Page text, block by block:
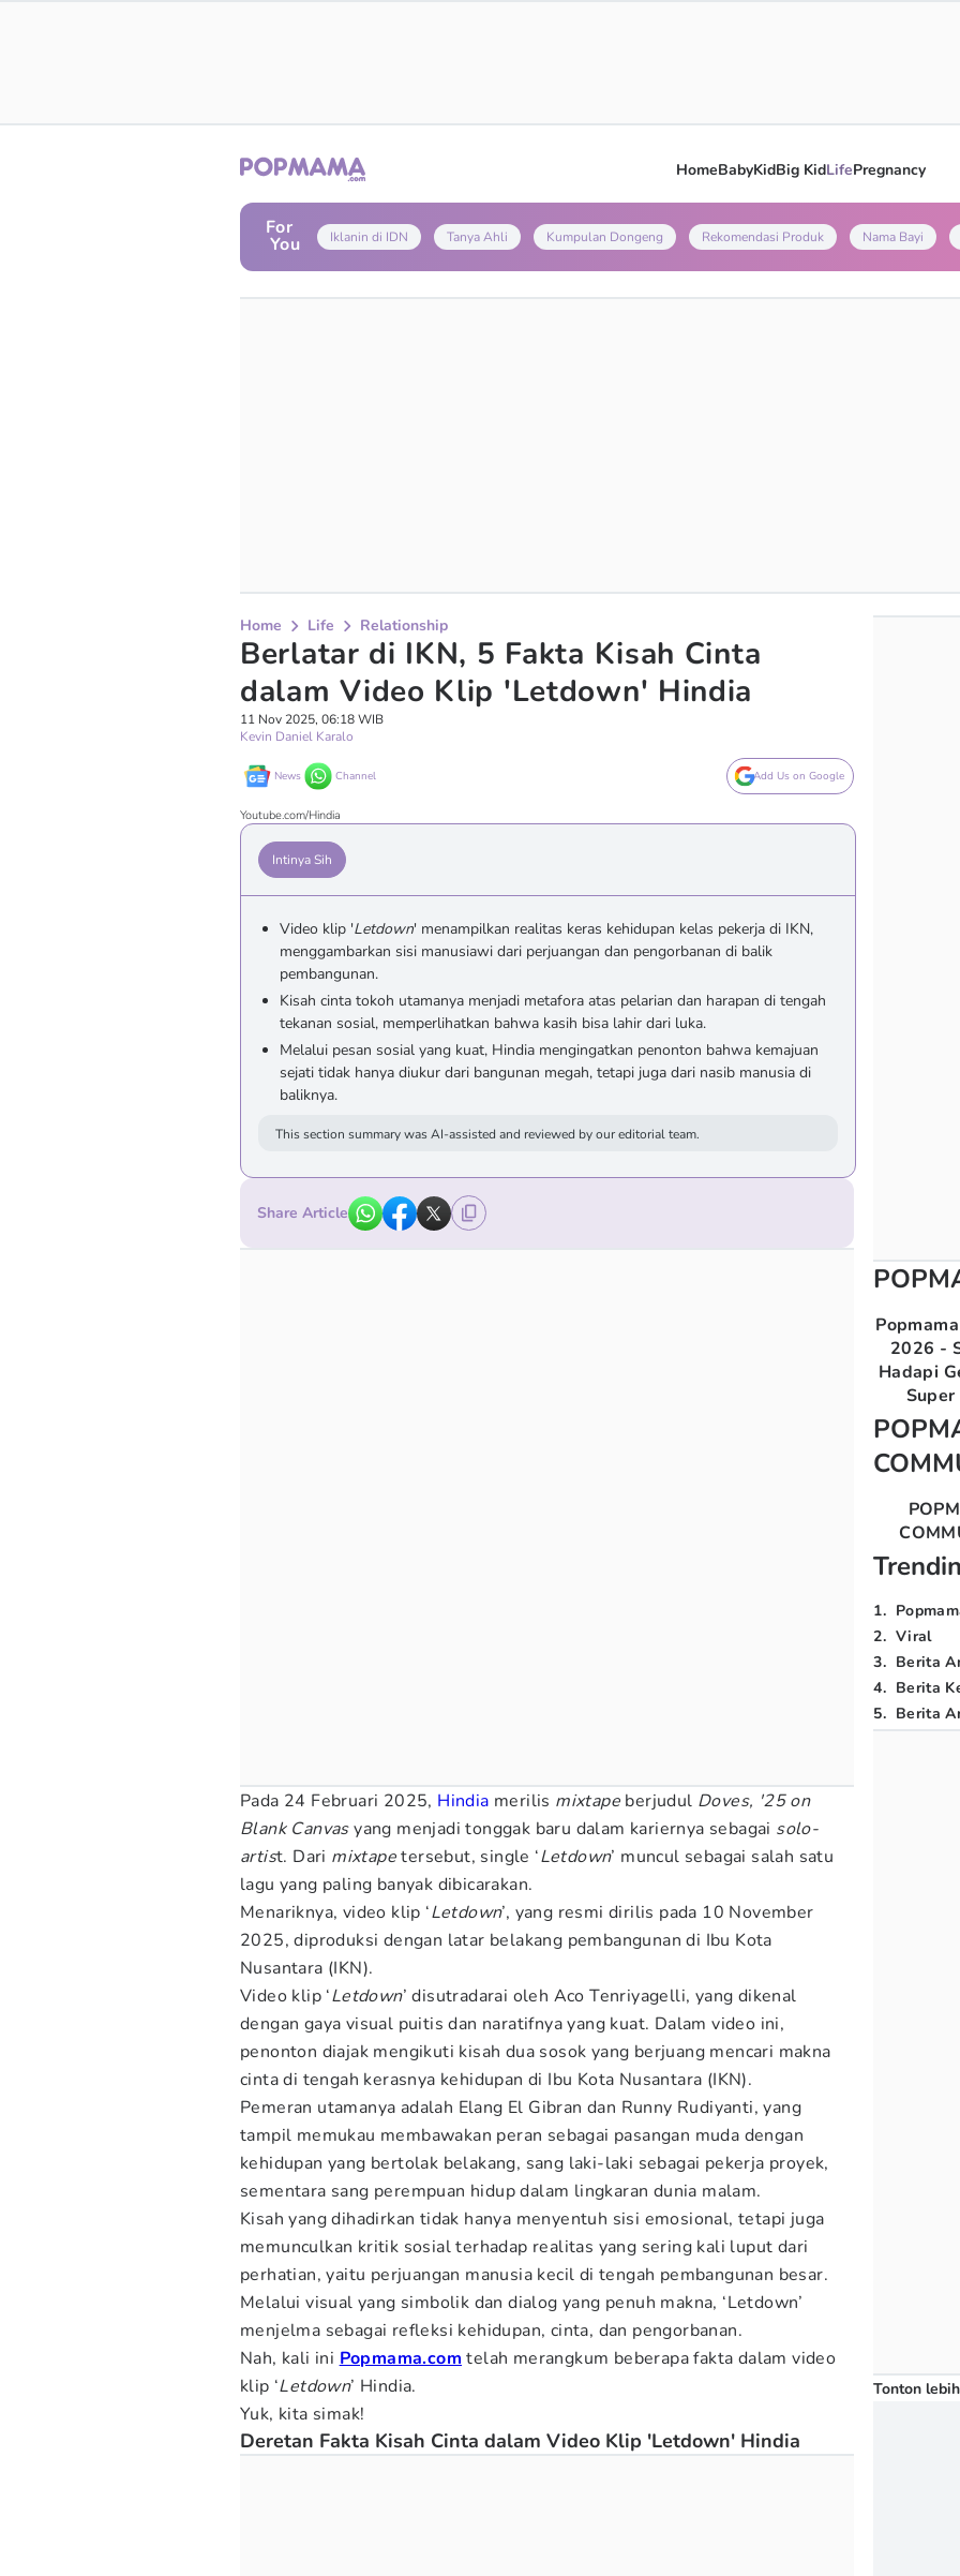
HomeBabyKidBig KidLifePregnancy
For
You Iklanin di IDN Tanya Ahli Kumpulan Dongeng Rekomendasi Produk Nama Bayi
Home Life Relationship
Berlatar di IKN, 5 Fakta Kisah Cinta
dalam Video Klip 'Letdown' Hindia
11 Nov 2025, 06:18 WIB
Kevin Daniel Karalo
News Channel Add Us on Google
Youtube.com/Hindia
Intinya Sih
Video klip 'Letdown' menampilkan realitas keras kehidupan kelas pekerja di IKN,
menggambarkan sisi manusiawi dari perjuangan dan pengorbanan di balik
pembangunan.
Kisah cinta tokoh utamanya menjadi metafora atas pelarian dan harapan di tengah
tekanan sosial, memperlihatkan bahwa kasih bisa lahir dari luka.
Melalui pesan sosial yang kuat, Hindia mengingatkan penonton bahwa kemajuan
sejati tidak hanya diukur dari bangunan megah, tetapi juga dari nasib manusia di
baliknya.
This section summary was AI-assisted and reviewed by our editorial team.
Share Article
Pada 24 Februari 2025, Hindia merilis mixtape berjudul Doves, '25 on
Blank Canvasyang menjadi tonggak baru dalam kariernya sebagai solo-
artist. Dari mixtapetersebut, single ‘Letdown’ muncul sebagai salah satu
lagu yang paling banyak dibicarakan.
Menariknya, video klip ‘Letdown’, yang resmi dirilis pada 10 November
2025, diproduksi dengan latar belakang pembangunan di Ibu Kota
Nusantara (IKN).
Video klip ‘Letdown’ disutradarai oleh Aco Tenriyagelli, yang dikenal
dengan gaya visual puitis dan naratifnya yang kuat. Dalam video ini,
penonton diajak mengikuti kisah dua sosok yang berjuang mencari makna
cinta di tengah kerasnya kehidupan di Ibu Kota Nusantara (IKN).
Pemeran utamanya adalah Elang El Gibran dan Runny Rudiyanti, yang
tampil memukau membawakan peran sebagai pasangan muda dengan
kehidupan yang bertolak belakang, sang laki-laki sebagai pekerja proyek,
sementara sang perempuan hidup dalam lingkaran dunia malam.
Kisah yang dihadirkan tidak hanya menyentuh sisi emosional, tetapi juga
memunculkan kritik sosial terhadap realitas yang sering kali luput dari
perhatian, yaitu perjuangan manusia kecil di tengah pembangunan besar.
Melalui visual yang simbolik dan dialog yang penuh makna, ‘Letdown’
menjelma sebagai refleksi kehidupan, cinta, dan pengorbanan.
Nah, kali ini Popmama.com telah merangkum beberapa fakta dalam video
klip ‘Letdown’ Hindia.
Yuk, kita simak!
Deretan Fakta Kisah Cinta dalam Video Klip 'Letdown' Hindia
2026 -
Hadapi
1.
2. Viral
3. Berita
4. Berita
5. Berita
Tonton